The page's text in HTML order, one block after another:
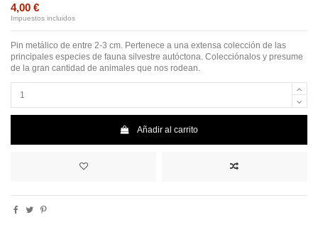
4,00 €
Impuestos incluidos
Pin metálico de entre 2-3 cm. Pertenece a una extensa colección de las
principales especies de fauna silvestre autóctona. Colecciónalos y presume
de la gran cantidad de animales que nos rodean.
Añadir al carrito